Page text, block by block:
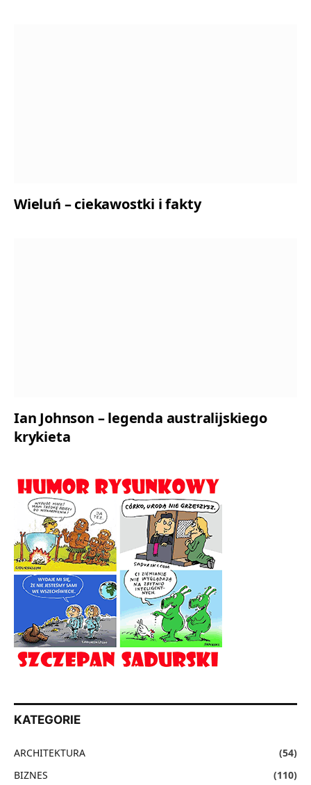
Wieluń – ciekawostki i fakty
Ian Johnson – legenda australijskiego
krykieta
KATEGORIE
ARCHITEKTURA
(54)
BIZNES
(110)